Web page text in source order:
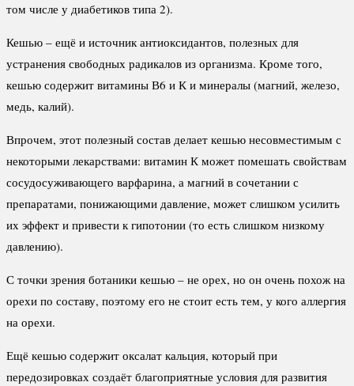
том числе у диабетиков типа 2).
Кешью – ещё и источник антиоксидантов, полезных для
устранения свободных радикалов из организма. Кроме того,
кешью содержит витамины В6 и К и минералы (магний, железо,
медь, калий).
Впрочем, этот полезный состав делает кешью несовместимым с
некоторыми лекарствами: витамин К может помешать свойствам
сосудосуживающего варфарина, а магний в сочетании с
препаратами, понижающими давление, может слишком усилить
их эффект и привести к гипотонии (то есть слишком низкому
давлению).
С точки зрения ботаники кешью – не орех, но он очень похож на
орехи по составу, поэтому его не стоит есть тем, у кого аллергия
на орехи.
Ещё кешью содержит оксалат кальция, который при
передозировках создаёт благоприятные условия для развития